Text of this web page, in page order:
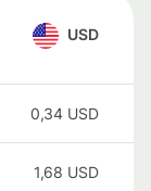
USD
0,34 USD
1,68 USD